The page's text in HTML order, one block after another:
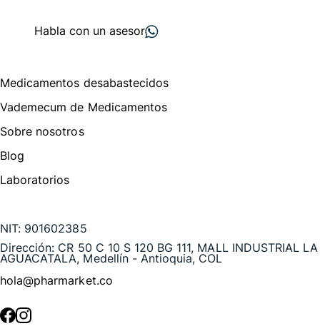
Habla con un asesor
Medicamentos desabastecidos
Vademecum de Medicamentos
Sobre nosotros
Blog
Laboratorios
NIT: 901602385
Dirección: CR 50 C 10 S 120 BG 111, MALL INDUSTRIAL LA
AGUACATALA, Medellín - Antioquia, COL
hola@pharmarket.co